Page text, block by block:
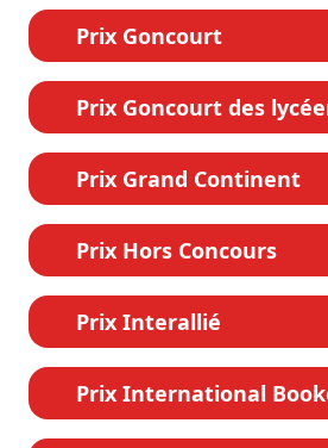
Prix Goncourt
Prix Goncourt des
Prix Grand Continent
Prix Hors Concours
Prix Interallié
Prix International